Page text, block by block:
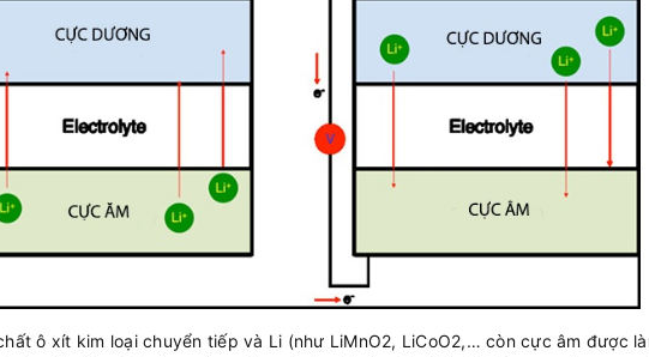
ô xít kim loại chuyển tiếp và Li (như LiMnO2, LiCoO2,… còn cực âm được